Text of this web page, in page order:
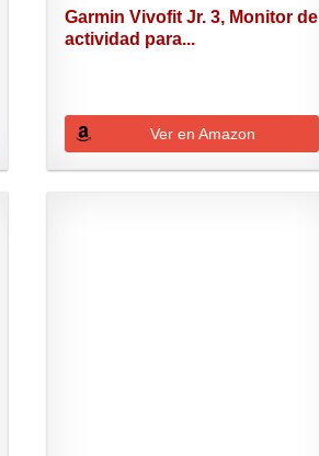
Garmin Vivofit Jr. 3, Monitor de
actividad para...
Ver en Amazon